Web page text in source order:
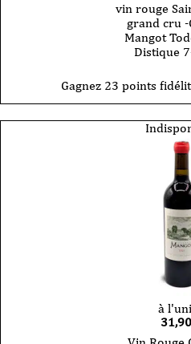
vin rouge
grand cru -
Mangot
Distique
Gagnez 23 points
à
31,90